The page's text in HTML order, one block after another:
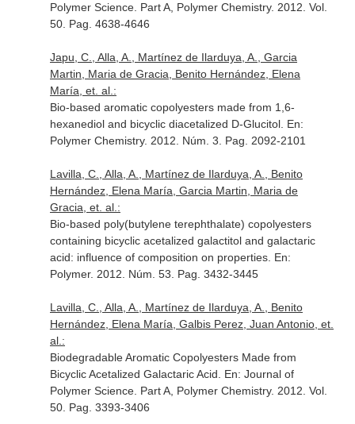
Polymer Science. Part A, Polymer Chemistry. 2012. Vol.
50. Pag. 4638-4646
Japu, C., Alla, A., Martínez de Ilarduya, A., Garcia
Martin, Maria de Gracia, Benito Hernández, Elena
María, et. al.:
Bio-based aromatic copolyesters made from 1,6-
hexanediol and bicyclic diacetalized D-Glucitol. En:
Polymer Chemistry. 2012. Núm. 3. Pag. 2092-2101
Lavilla, C., Alla, A., Martínez de Ilarduya, A., Benito
Hernández, Elena María, Garcia Martin, Maria de
Gracia, et. al.:
Bio-based poly(butylene terephthalate) copolyesters
containing bicyclic acetalized galactitol and galactaric
acid: influence of composition on properties. En:
Polymer. 2012. Núm. 53. Pag. 3432-3445
Lavilla, C., Alla, A., Martínez de Ilarduya, A., Benito
Hernández, Elena María, Galbis Perez, Juan Antonio, et.
al.:
Biodegradable Aromatic Copolyesters Made from
Bicyclic Acetalized Galactaric Acid. En: Journal of
Polymer Science. Part A, Polymer Chemistry. 2012. Vol.
50. Pag. 3393-3406